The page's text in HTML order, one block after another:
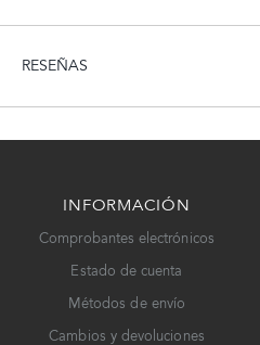
RESEÑAS
INFORMACIÓN
Comprobantes electrónicos
Estado de cuenta
Métodos de envío
Cambios y devoluciones